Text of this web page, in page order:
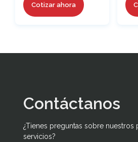
Cotizar ahora
Contáctanos
¿Tienes preguntas sobre nuestros
servicios?